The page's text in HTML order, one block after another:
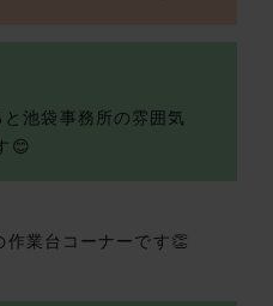
池袋事務所の雰囲気
😊
業台コーナーです👏